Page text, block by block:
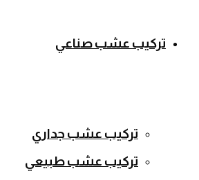
تركيب عشب صناعي
تركيب عشب جداري
تركيب عشب طبيعي